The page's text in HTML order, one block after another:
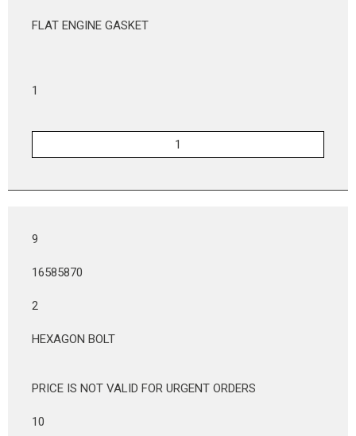
FLAT ENGINE GASKET
1
9
16585870
2
HEXAGON BOLT
PRICE IS NOT VALID FOR URGENT ORDERS
10